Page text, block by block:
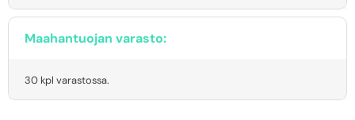
Maahantuojan varasto:
30 kpl varastossa.